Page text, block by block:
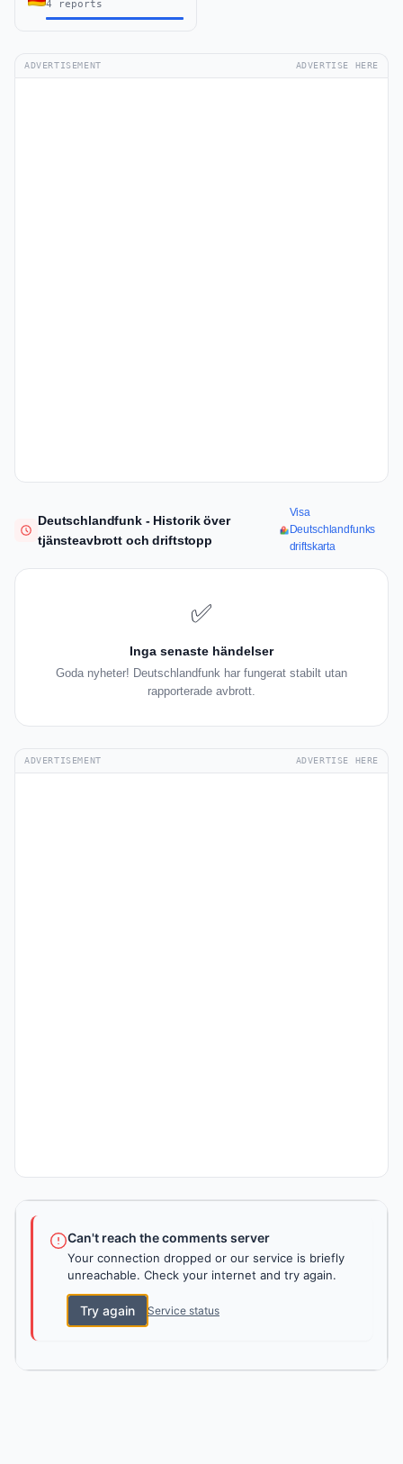
4 reports
ADVERTISEMENT ADVERTISE HERE
Deutschlandfunk - Historik över
tjänsteavbrott och driftstopp
Visa
Deutschlandfunks
driftskarta
✅
Inga senaste händelser
Goda nyheter! Deutschlandfunk har fungerat stabilt utan
rapporterade avbrott.
ADVERTISEMENT ADVERTISE HERE
Can't reach the comments server
Your connection dropped or our service is briefly
unreachable. Check your internet and try again.
Try again Service status